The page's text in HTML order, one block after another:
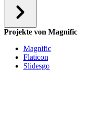
Projekte von Magnific
Magnific
Flaticon
Slidesgo